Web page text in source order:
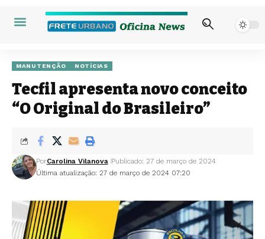
MANUTENÇÃO NOTÍCIAS
Tecfil apresenta novo conceito
“O Original do Brasileiro”
Última atualização: 27 de março de 2024 07:20
PorCarolina Vilanova Publicado: 27 de março de 2024